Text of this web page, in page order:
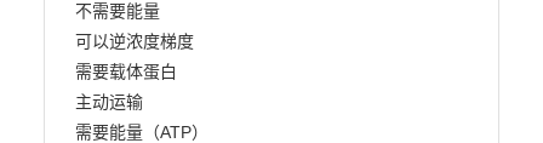
不需要能量
可以逆浓度梯度
需要载体蛋白
主动运输
需要能量（ATP）